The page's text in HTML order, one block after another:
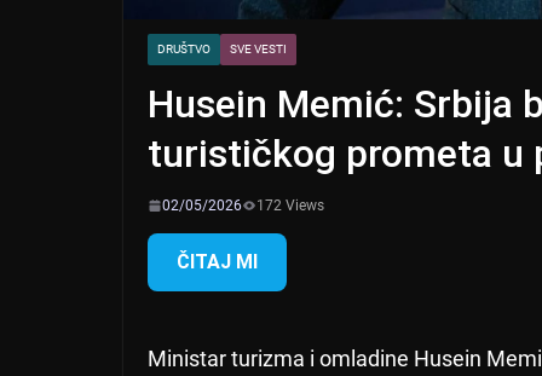
DRUŠTVO SVE VESTI
Husein Memić: Srbija
turističkog prometa u
02/05/2026 172 Views
ČITAJ MI
Ministar turizma i omladine Husein